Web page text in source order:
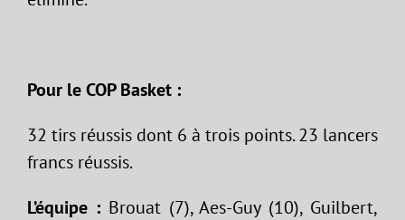
Pour le COP Basket :
32 tirs réussis dont 6 à trois points. 23 lancers
francs réussis.
L’équipe :Brouat (7), Aes-Guy (10), Guilbert,